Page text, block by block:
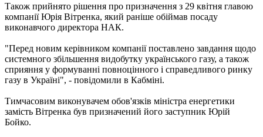
Також прийнято рішення про призначення з 29 квітня главою
компанії Юрія Вітренка, який раніше обіймав посаду
виконавчого директора НАК.
"Перед новим керівником компанії поставлено завдання щодо
системного збільшення видобутку українського газу, а також
сприяння у формуванні повноцінного і справедливого ринку
газу в Україні", - повідомили в Кабміні.
Тимчасовим виконувачем обов'язків міністра енергетики
замість Вітренка був призначений його заступник Юрій
Бойко.